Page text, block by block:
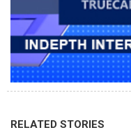
RELATED STORIES